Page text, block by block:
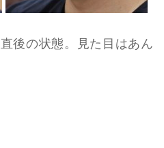
後の状態。見た目はあん